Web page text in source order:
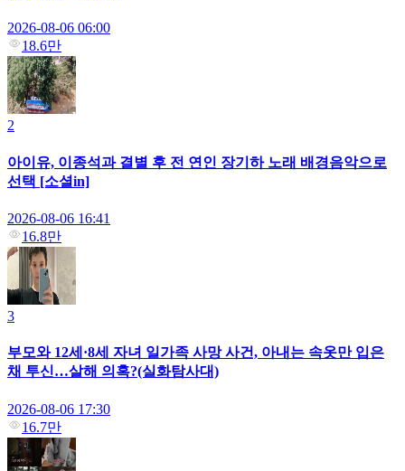
2026-08-06 06:00
18.6만
2
아이유, 이종석과 결별 후 전 연인 장기하 노래 배경음악으로
선택 [소셜in]
2026-08-06 16:41
16.8만
3
부모와 12세·8세 자녀 일가족 사망 사건, 아내는 속옷만 입은
채 투신…살해 의혹?(실화탐사대)
2026-08-06 17:30
16.7만